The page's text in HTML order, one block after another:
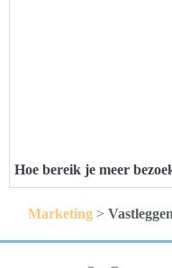
Hoe bereik je meer
Marketing>